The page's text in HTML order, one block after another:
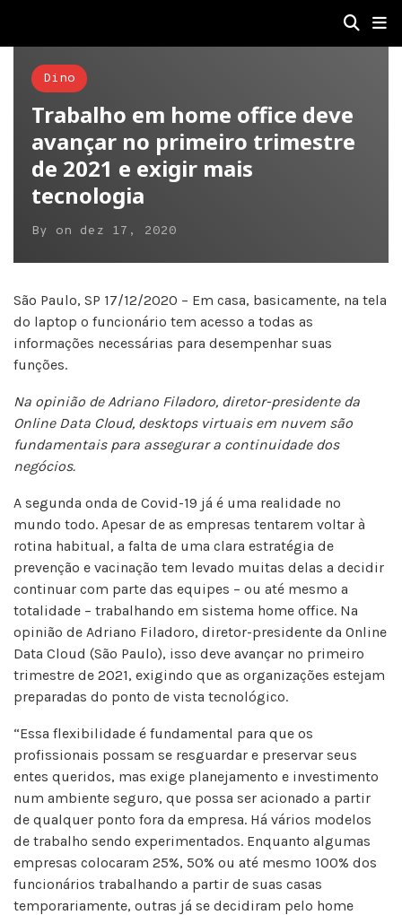
Dino
Trabalho em home office deve
avançar no primeiro trimestre
de 2021 e exigir mais
tecnologia
By on dez 17, 2020
São Paulo, SP 17/12/2020 – Em casa, basicamente, na tela
do laptop o funcionário tem acesso a todas as
informações necessárias para desempenhar suas
funções.
Na opinião de Adriano Filadoro, diretor-presidente da
Online Data Cloud, desktops virtuais em nuvem são
fundamentais para assegurar a continuidade dos
negócios.
A segunda onda de Covid-19 já é uma realidade no
mundo todo. Apesar de as empresas tentarem voltar à
rotina habitual, a falta de uma clara estratégia de
prevenção e vacinação tem levado muitas delas a decidir
continuar com parte das equipes – ou até mesmo a
totalidade – trabalhando em sistema home office. Na
opinião de Adriano Filadoro, diretor-presidente da Online
Data Cloud (São Paulo), isso deve avançar no primeiro
trimestre de 2021, exigindo que as organizações estejam
preparadas do ponto de vista tecnológico.
“Essa flexibilidade é fundamental para que os
profissionais possam se resguardar e preservar seus
entes queridos, mas exige planejamento e investimento
num ambiente seguro, que possa ser acionado a partir
de qualquer ponto fora da empresa. Há vários modelos
de trabalho sendo experimentados. Enquanto algumas
empresas colocaram 25%, 50% ou até mesmo 100% dos
funcionários trabalhando a partir de suas casas
temporariamente, outras já se decidiram pelo home